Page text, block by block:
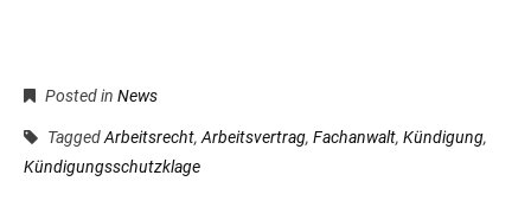
Posted in News
TaggedArbeitsrecht, Arbeitsvertrag, Fachanwalt, Kündigung,
Kündigungsschutzklage